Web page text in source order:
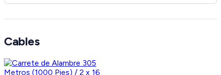
Cables